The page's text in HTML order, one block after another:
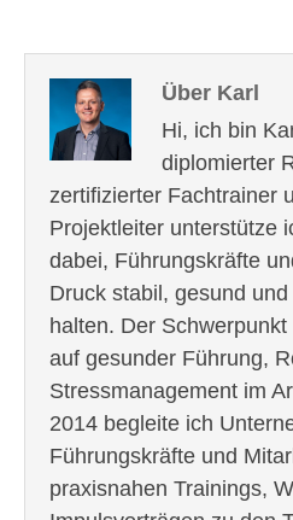
Über Karl
Hi, ich bin
diplomierter
zertifizierter Fachtrainer
Projektleiter unterstütze
dabei, Führungskräfte
Druck stabil, gesund
halten. Der
auf gesunder Führung,
Stressmanagement im
2014 begleite ich
Führungskräfte und
praxisnahen Trainings,